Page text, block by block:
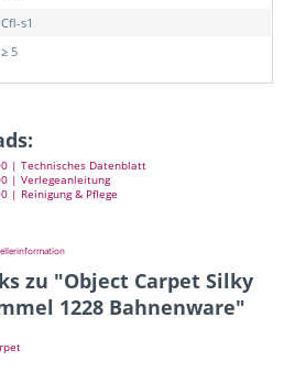
Cfl-s1
≥ 5
| Technisches Datenblatt
| Verlegeanleitung
| Reinigung & Pflege
zu "Object Carpet Silky
1228 Bahnenware"